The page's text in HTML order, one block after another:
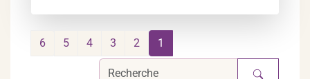
1
2
3
4
5
6